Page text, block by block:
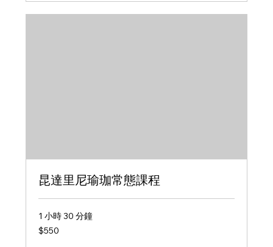
昆達里尼瑜珈常態課程
1 小時 30 分鐘
550
新
$550